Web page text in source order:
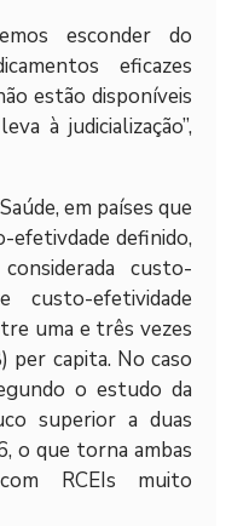
esconder do
eficazes
estão disponíveis
à judicialização”,
em países que
efetivdade definido,
custo-
efetividade
uma e três vezes
capita. No caso
o estudo da
superior a duas
o que torna ambas
RCEIs muito